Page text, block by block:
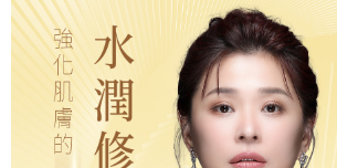
7-11取貨付款
每筆NT$85，滿NT$1,000(含以上)免運費
付款後7-11取貨
每筆NT$85，滿NT$1,000(含以上)免運費